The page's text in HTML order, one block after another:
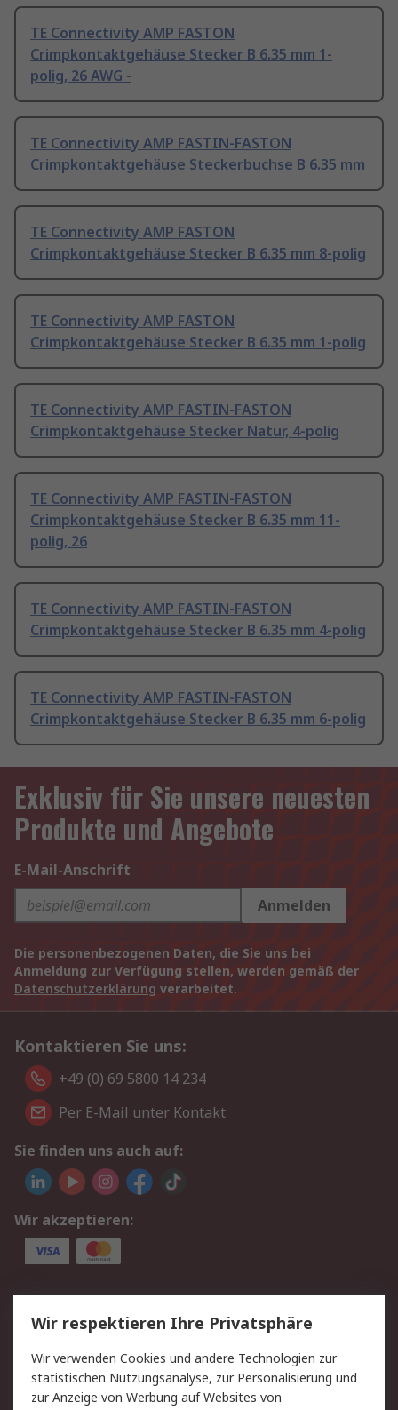
TE Connectivity AMP FASTON
Crimpkontaktgehäuse Stecker B 6.35 mm 1-
polig, 26 AWG -
TE Connectivity AMP FASTIN-FASTON
Crimpkontaktgehäuse Steckerbuchse B 6.35 mm
TE Connectivity AMP FASTON
Crimpkontaktgehäuse Stecker B 6.35 mm 8-polig
TE Connectivity AMP FASTON
Crimpkontaktgehäuse Stecker B 6.35 mm 1-polig
TE Connectivity AMP FASTIN-FASTON
Crimpkontaktgehäuse Stecker Natur, 4-polig
TE Connectivity AMP FASTIN-FASTON
Crimpkontaktgehäuse Stecker B 6.35 mm 11-
polig, 26
TE Connectivity AMP FASTIN-FASTON
Crimpkontaktgehäuse Stecker B 6.35 mm 4-polig
TE Connectivity AMP FASTIN-FASTON
Crimpkontaktgehäuse Stecker B 6.35 mm 6-polig
Exklusiv für Sie unsere neuesten
Produkte und Angebote
E-Mail-Anschrift
Anmelden
Die personenbezogenen Daten, die Sie uns bei
Anmeldung zur Verfügung stellen, werden gemäß der
Datenschutzerklärung verarbeitet.
Kontaktieren Sie uns:
+49 (0) 69 5800 14 234
Per E-Mail unter Kontakt
Sie finden uns auch auf:
Wir akzeptieren:
Service
Value Added Services
Lieferlösungen
Rücksendungen
Kontakt
Hilfe
Privatkunden
Wir respektieren Ihre Privatsphäre
Wir verwenden Cookies und andere Technologien zur
statistischen Nutzungsanalyse, zur Personalisierung und
zur Anzeige von Werbung auf Websites von